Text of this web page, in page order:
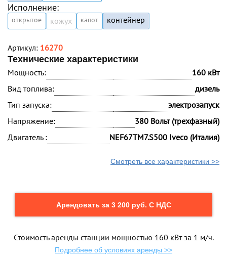
Исполнение:
открытое кожух капот контейнер
Артикул: 16270
Технические характеристики
Мощность:
160 кВт
Вид топлива:
дизель
Тип запуска:
электрозапуск
Напряжение:
380 Вольт (трехфазный)
Двигатель :
NEF67TM7.S500 Iveco (Италия)
Смотреть все характеристики >>
Арендовать за 3 200 руб. С НДС
Стоимость аренды станции мощностью 160 кВт за 1 м/ч.
Подробнее об условиях аренды >>